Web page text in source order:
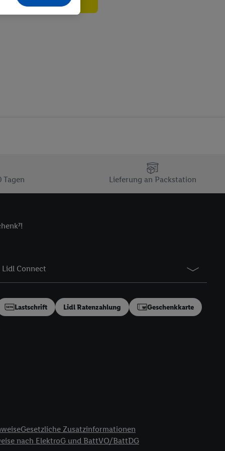
Tagen Lieferung an Packstation
Lidl Connect
Lastschrift Lidl Ratenzahlung Geschenkkarte
Gesetzliche Zusatzinformationen
nach ElektroG und BattVO/BattDG
- sowie Ihre
Speichern von
E-Mail-
verfügbar ist.
und einer
diese Kennung
Dritten betrieben
speziell zur
generell zu
(nur für
Utiq.
sämtlicher
Ihre Einwilligung
gilt auch für die
für Werbung und
Quellen,
Informationen,
von oder